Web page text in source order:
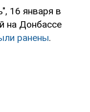
16 января в
на Донбассе
ранены.